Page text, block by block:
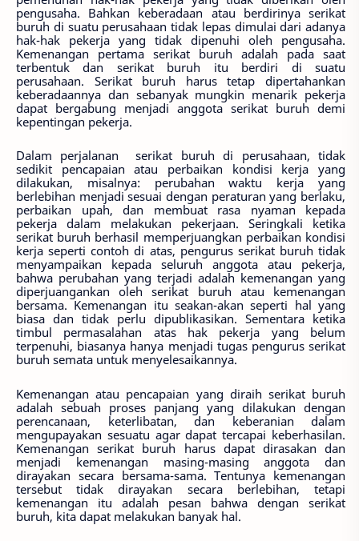
pengusaha. Bahkan keberadaan atau berdirinya serikat
buruh di suatu perusahaan tidak lepas dimulai dari adanya
hak-hak pekerja yang tidak dipenuhi oleh pengusaha.
Kemenangan pertama serikat buruh adalah pada saat
terbentuk dan serikat buruh itu berdiridi
suatu
perusahaan. Serikat buruh harus tetap dipertahankan
keberadaannya dan sebanyak mungkinmenarik pekerja
dapat bergabung menjadi anggota serikat buruh demi
kepentingan pekerja.
Dalam perjalanan
serikat buruh di perusahaan, tidak
sedikit pencapaian atau perbaikan kondisi kerja yang
dilakukan, misalnya: perubahan waktu kerja yang
berlebihan menjadi sesuai dengan peraturan yang berlaku,
perbaikan upah, dan membuat rasa nyaman kepada
pekerja dalam melakukan pekerjaan. Seringkali ketika
serikat buruh berhasil memperjuangkan perbaikan kondisi
kerja seperti contoh di atas, pengurus serikat buruh tidak
menyampaikan kepada seluruh anggota atau pekerja,
bahwa perubahan yang terjadi adalah kemenangan yang
diperjuangankan oleh serikat buruh atau kemenangan
bersama. Kemenangan itu seakan-akan seperti hal yang
biasa dan tidak perlu dipublikasikan. Sementara ketika
timbul permasalahan atas hak pekerja yang belum
terpenuhi, biasanya hanya menjadi tugas pengurus serikat
buruh semata untuk menyelesaikannya.
Kemenangan atau pencapaian yang diraih serikat buruh
adalah sebuah proses panjang yang dilakukan dengan
perencanaan, keterlibatan, dan keberanian dalam
mengupayakan sesuatu agar dapat tercapai keberhasilan.
Kemenangan serikat buruh harus dapat dirasakan dan
menjadi kemenangan masing-masing anggota dan
dirayakan secara bersama-sama. Tentunya kemenangan
tersebut tidak dirayakan secara berlebihan, tetapi
kemenangan itu adalah pesan bahwa dengan serikat
buruh, kita dapat melakukan banyak hal.